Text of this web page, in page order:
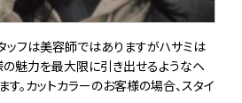
ッフは美容師ではありますがハサミは
の魅力を最大限に引き出せるようなヘ
。カットカラーのお客様の場合、スタイ